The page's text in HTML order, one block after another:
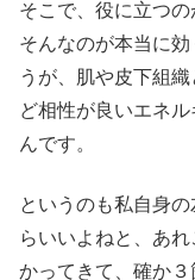
そこで、役に立つの
そんなのが本当に
うが、肌や皮下組
ど相性が良いエネ
んです。
というのも私自身
らいいよねと、あ
かってきて、確か